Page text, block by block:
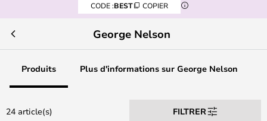
CODE :BEST COPIER
George Nelson
Produits Plus d'informations sur George Nelson
24 article(s)
FILTRER